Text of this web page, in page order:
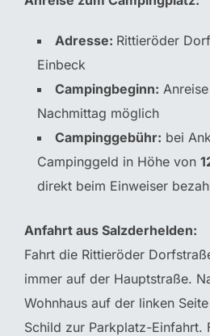
Adresse: Rittieröder
Einbeck
Campingbeginn:
Nachmittag möglich
Campinggebühr: bei
Campinggeld in Höhe von
direkt beim Einweiser
Anfahrt aus Salzderhelden:
Fahrt die Rittieröder
immer auf der Hauptstraße.
Wohnhaus auf der linken
Schild zur Parkplatz-Einfahrt.